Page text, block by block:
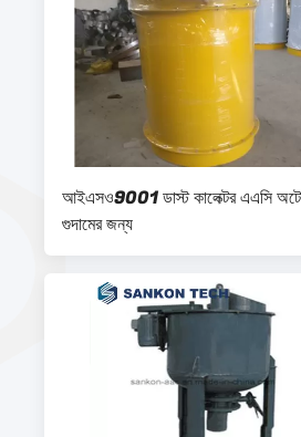
আইএসও9001 ডাস্ট কালেক্টর এএসি
গুদামের জন্য